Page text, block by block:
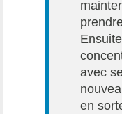
avec
en